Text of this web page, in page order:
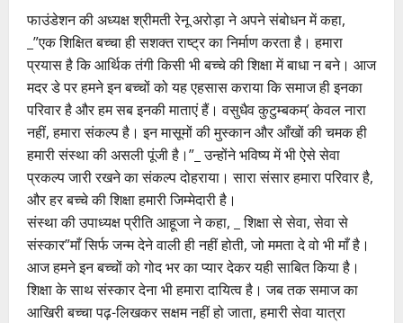
फाउंडेशन की अध्यक्ष श्रीमती रेनू अरोड़ा ने अपने संबोधन में कहा,
_”एक शिक्षित बच्चा ही सशक्त राष्ट्र का निर्माण करता है। हमारा
प्रयास है कि आर्थिक तंगी किसी भी बच्चे की शिक्षा में बाधा न बने। आज
मदर डे पर हमने इन बच्चों को यह एहसास कराया कि समाज ही इनका
परिवार है और हम सब इनकी माताएं हैं। वसुधैव कुटुम्बकम्’ केवल नारा
नहीं, हमारा संकल्प है। इन मासूमों की मुस्कान और आँखों की चमक ही
हमारी संस्था की असली पूंजी है।”_ उन्होंने भविष्य में भी ऐसे सेवा
प्रकल्प जारी रखने का संकल्प दोहराया। सारा संसार हमारा परिवार है,
और हर बच्चे की शिक्षा हमारी जिम्मेदारी है।
संस्था की उपाध्यक्ष प्रीति आहूजा ने कहा, _ शिक्षा से सेवा, सेवा से
संस्कार”माँ सिर्फ जन्म देने वाली ही नहीं होती, जो ममता दे वो भी माँ है।
आज हमने इन बच्चों को गोद भर का प्यार देकर यही साबित किया है।
शिक्षा के साथ संस्कार देना भी हमारा दायित्व है। जब तक समाज का
आखिरी बच्चा पढ़-लिखकर सक्षम नहीं हो जाता, हमारी सेवा यात्रा